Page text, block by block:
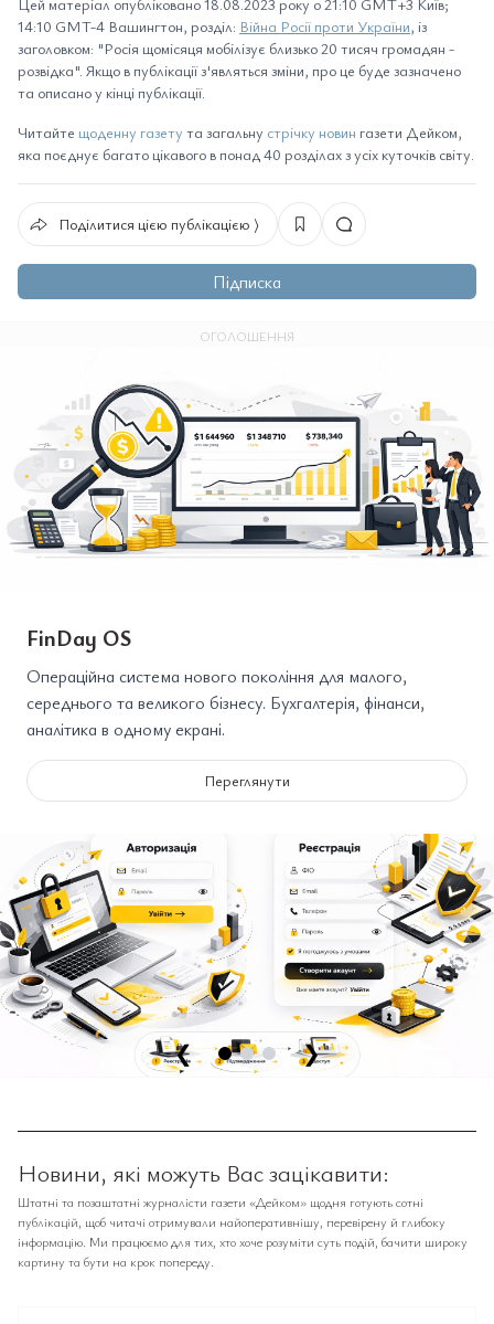
14:10 GMT-4 Вашингтон, розділ: Війна Росії проти України, із
заголовком: "Росія щомісяця мобілізує близько 20 тисяч громадян -
розвідка". Якщо в публікації з'являться зміни, про це буде зазначено
та описано у кінці публікації.
Читайте щоденну газету та загальну стрічку новин газети Дейком,
яка поєднує багато цікавого в понад 40 розділах з усіх куточків світу.
Поділитися цією публікацією ⟩
Підписка
ОГОЛОШЕННЯ
FinDay OS
Операційна система нового покоління для малого,
середнього та великого бізнесу. Бухгалтерія, фінанси,
аналітика в одному екрані.
Переглянути
❮ ❯
Новини, які можуть Вас зацікавити:
Штатні та позаштатні журналісти газети «Дейком» щодня готують сотні
публікацій, щоб читачі отримували найоперативнішу, перевірену й глибоку
інформацію. Ми працюємо для тих, хто хоче розуміти суть подій, бачити широку
картину та бути на крок попереду.